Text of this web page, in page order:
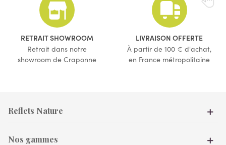
(1 avis)
(3 avis)
RETRAIT SHOWROOM
Retrait dans notre
showroom de Craponne
LIVRAISON OFFERTE
À partir de 100 € d'achat,
en France métropolitaine
Reflets Nature
Nos gammes